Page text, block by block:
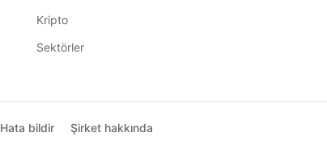
Kripto
Sektörler
Hata bildir Şirket hakkında